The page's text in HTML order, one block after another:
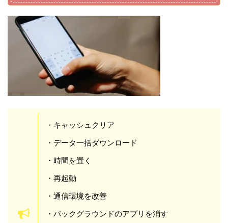
・キャッシュクリア
・データ一括ダウンロード
・時間を置く
・再起動
・通信環境を改善
・バックグラウンドのアプリを消す